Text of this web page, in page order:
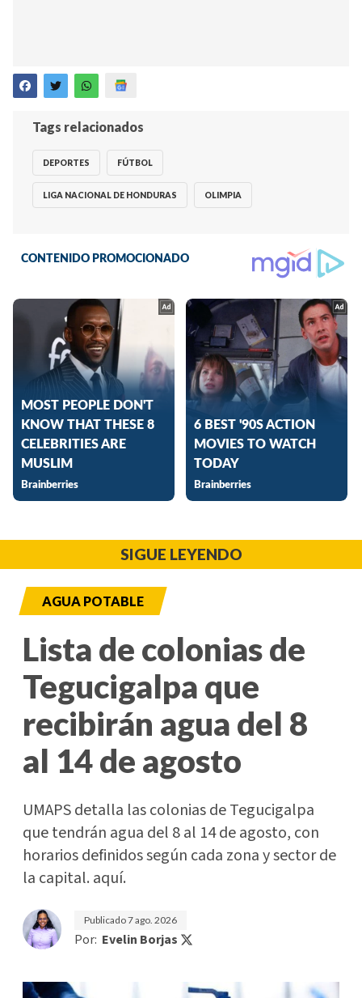
Tags relacionados
DEPORTES FÚTBOL
LIGA NACIONAL DE HONDURAS OLIMPIA
SIGUE LEYENDO
AGUA POTABLE
Lista de colonias de
Tegucigalpa que
recibirán agua del 8
al 14 de agosto
UMAPS detalla las colonias de Tegucigalpa
que tendrán agua del 8 al 14 de agosto, con
horarios definidos según cada zona y sector de
la capital. aquí.
Publicado7 ago. 2026
Por: Evelin Borjas